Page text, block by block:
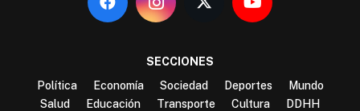
SECCIONES
Política
Economía Sociedad Deportes
Mundo
Salud
Educación Transporte Cultura DDHH